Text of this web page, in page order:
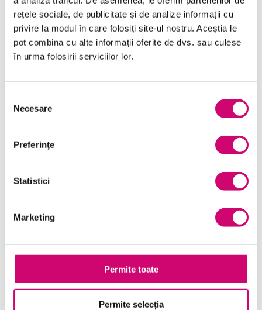
rețele sociale, de publicitate și de analize informații cu
privire la modul în care folosiți site-ul nostru. Aceștia le
pot combina cu alte informații oferite de dvs. sau culese
în urma folosirii serviciilor lor.
consimțământului
Necesare
Preferinţe
Statistici
Marketing
Permite toate
Permite selecția
Comunicare
Dezvoltare personală și profesională
Finanțe
Limba Engleză
Management și Leadership
Microsoft Office
Serviciul clienți
Vânzări și negocieri